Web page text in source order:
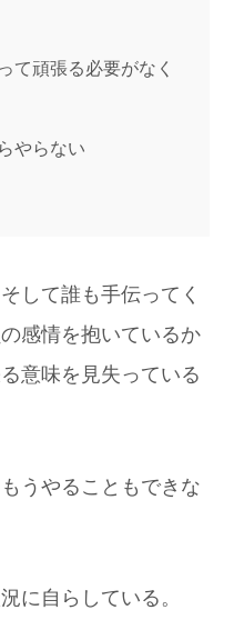
て頑張る必要がなく
やらない
して誰も手伝ってく
感情を抱いているか
意味を見失っている
うやることもできな
に自らしている。